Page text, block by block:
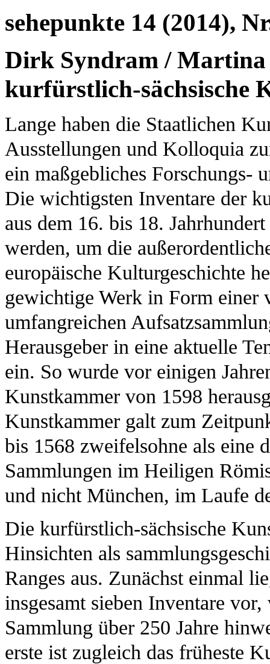
sehepunkte 14 (2014),
Dirk Syndram /
kurfürstlich-sächsische
Lange haben die Staatlichen
Ausstellungen und Kolloquia
ein maßgebliches Forschungs-
Die wichtigsten Inventare der
aus dem 16. bis 18.
werden, um die
europäische Kulturgeschichte
gewichtige Werk in Form einer
umfangreichen
Herausgeber in eine aktuelle
ein. So wurde vor einigen
Kunstkammer von 1598
Kunstkammer galt zum
bis 1568 zweifelsohne als eine
Sammlungen im Heiligen
und nicht München, im Laufe
Die kurfürstlich-sächsische
Hinsichten als
Ranges aus. Zunächst einmal
insgesamt sieben Inventare
Sammlung über 250 Jahre
erste ist zugleich das früheste